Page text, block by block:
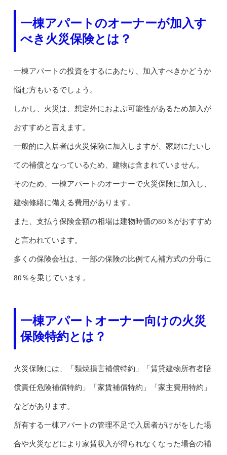
一棟アパートのオーナーが加入す
べき火災保険とは？
一棟アパートの投資をするにあたり、加入すべきかどうか
悩む方もいるでしょう。
しかし、火災は、想定外におよぶ可能性があるため加入が
おすすめと言えます。
一般的に入居者は火災保険に加入しますが、家財にたいし
ての補償となっているため、建物は含まれていません。
そのため、一棟アパートのオーナーで火災保険に加入し、
建物修繕に備える費用があります。
また、支払う保険金額の相場は建物時価の80％がおすすめ
と言われています。
多くの保険会社は、一部の保険の比例てん補方式の分母に
80％を乗じています。
一棟アパートオーナー向けの火災
保険特約とは？
火災保険には、「類焼損害補償特約」「賃貸建物所有者賠
償責任危険補償特約」「家賃補償特約」「家主費用特約」
などがあります。
所有する一棟アパートの管理不足で入居者がけがをした場
合や火災などにより家賃収入が得られなくなった場合の補